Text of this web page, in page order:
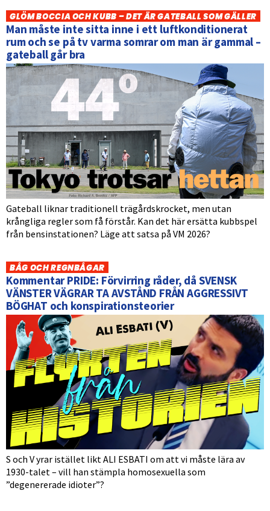
GLÖM BOCCIA OCH KUBB – DET ÄR GATEBALL SOM GÄLLER
Man måste inte sitta inne i ett luftkonditionerat
rum och se på tv varma somrar om man är gammal –
gateball går bra
Gateball liknar traditionell trägårdskrocket, men utan
krångliga regler som få förstår. Kan det här ersätta kubbspel
från bensinstationen? Läge att satsa på VM 2026?
BÅG OCH REGNBÅGAR
Kommentar PRIDE: Förvirring råder, då SVENSK
VÄNSTER VÄGRAR TA AVSTÅND FRÅN AGGRESSIVT
BÖGHAT och konspirationsteorier
S och V yrar istället likt ALI ESBATI om att vi måste lära av
1930-talet – vill han stämpla homosexuella som
”degenererade idioter”?